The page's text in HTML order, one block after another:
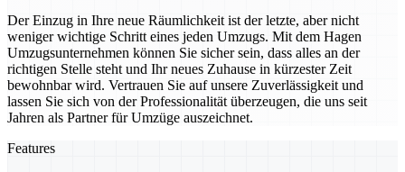
Der Einzug in Ihre neue Räumlichkeit ist der letzte, aber nicht
weniger wichtige Schritt eines jeden Umzugs. Mit dem Hagen
Umzugsunternehmen können Sie sicher sein, dass alles an der
richtigen Stelle steht und Ihr neues Zuhause in kürzester Zeit
bewohnbar wird. Vertrauen Sie auf unsere Zuverlässigkeit und
lassen Sie sich von der Professionalität überzeugen, die uns seit
Jahren als Partner für Umzüge auszeichnet.
Features